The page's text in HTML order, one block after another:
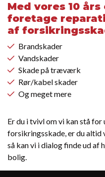
Med vores 10
foretage
af
Brandskader
Vandskader
Skade på træværk
Rør/kabel skader
Og meget mere
Er du i tvivl om vi kan stå
forsikringsskade, er du altid
så kan vi i dialog finde ud af
bolig.